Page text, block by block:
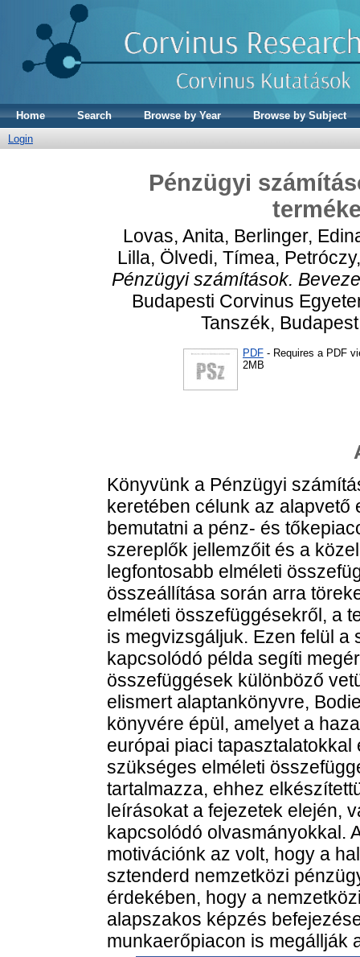
Home Search Browse by Year
Browse by Subject
Login
Pénzügyi
Lovas, Anita, Berlinger,
Lilla, Ölvedi, Tímea,
Pénzügyi számítások.
Budapesti Corvinus
Tanszék,
PDF - Requires a PDF
2MB
Könyvünk a Pénzügyi
keretében célunk az
bemutatni a pénz- és
szereplők jellemzőit és a
legfontosabb elméleti
összeállítása során arra
elméleti összefüggésekről, a
is megvizsgáljuk. Ezen felül
kapcsolódó példa segíti
összefüggések különböző
elismert alaptankönyvre,
könyvére épül, amelyet a
európai piaci
szükséges elméleti
tartalmazza, ehhez
leírásokat a fejezetek elején,
kapcsolódó olvasmányokkal.
motivációnk az volt, hogy a
sztenderd nemzetközi
érdekében, hogy a
alapszakos képzés
munkaerőpiacon is megállják